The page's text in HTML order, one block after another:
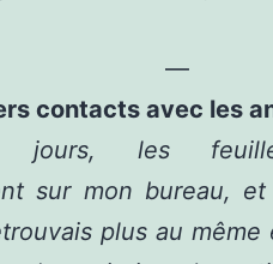
—
contacts avec les
jours, les
sur mon bureau,
plus au même